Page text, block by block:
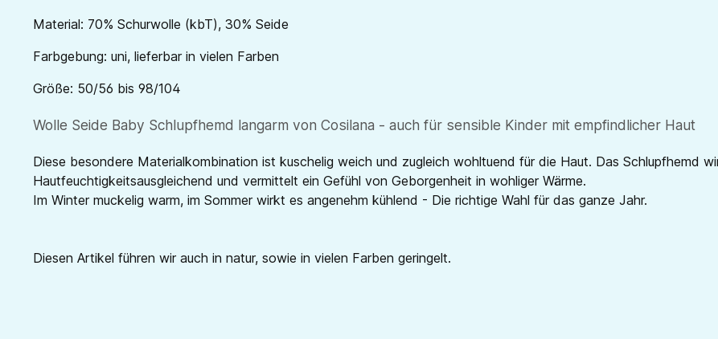
Material: 70% Schurwolle (kbT), 30% Seide
Farbgebung: uni, lieferbar in vielen Farben
Größe: 50/56 bis 98/104
Wolle Seide Baby Schlupfhemd langarm von Cosilana - auch für sensible Kinder mit empfindlicher Haut
Diese besondere Materialkombination ist kuschelig weich und zugleich wohltuend für die Haut. Das Schlupfhemd
Hautfeuchtigkeitsausgleichend und vermittelt ein Gefühl von Geborgenheit in wohliger Wärme.
Im Winter muckelig warm, im Sommer wirkt es angenehm kühlend - Die richtige Wahl für das ganze Jahr.
Diesen Artikel führen wir auch in natur, sowie in vielen Farben geringelt.